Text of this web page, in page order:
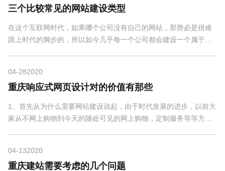
三个比较常见的网站建设类型
在这个互联网时代，如果哪个公司没有自己的网站，那势必是很难
跟上时代的脚步的，所以如今几乎每一个公司都会建设一个属于自
04-282020
重庆响应式网页设计对的价值有那些
1、首先从为什么需要网站建设说起，由于时代发展的进步，以前大
家从不网上购物到今天的随处可见的网上购物，定制服务等等方面
04-132020
重庆建站需要考虑的几个问题